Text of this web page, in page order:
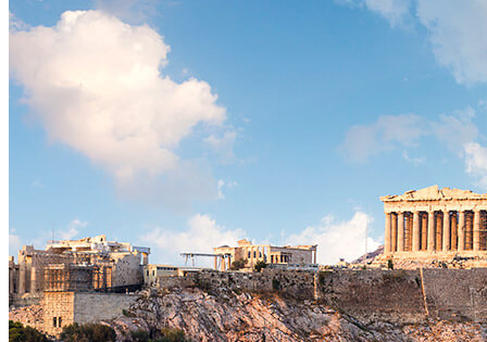
Храм Зевса Олимпийского
Самый большой храм Греции, строительство которого
продолжалось несколько веков. До сегодняшнего времени
дошла только небольшая часть этого великого сооружения. Не
смотря на большие разрушения руины храма до сих пор
привлекают туристов.
Адрес: Акрополь, город Афины.